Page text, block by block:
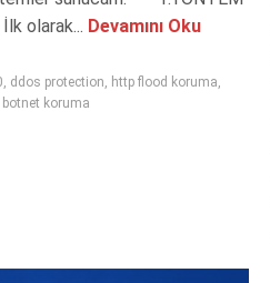
olarak... Devamını Oku
, ddos protection, http flood koruma,
koruma